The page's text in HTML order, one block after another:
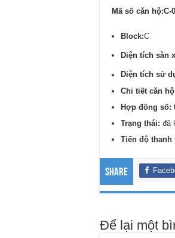
Mã số căn hộ:C-
Block:
Diện tích sàn
Diện tích sử
Chi tiết căn
Hợp đồng số:
Trạng thái: đã
Tiến độ thanh
Share
Để lại một